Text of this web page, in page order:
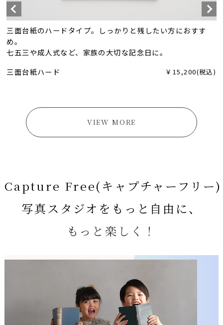
三面台紙のハードタイプ。しっかりと残したい方におすす
め。
七五三や成人式など、家族の大切な記念日に。
三面台紙ハード ￥15,200(税込)
VIEW MORE
Capture Free(キャプチャーフリー)
写真スタジオをもっと自由に、
もっと楽しく！